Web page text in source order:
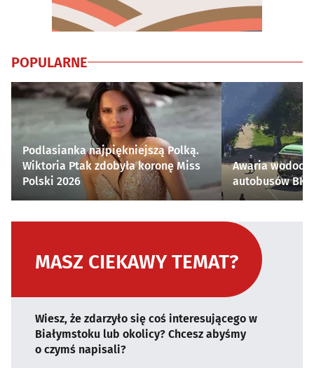
POPULARNE
Podlasianka najpiękniejszą Polką.
Wiktoria Ptak zdobyła koronę Miss
Polski 2026
Awaria
autobusów
MASZ CIEKAWY TEMAT?
Wiesz, że zdarzyło się coś interesującego w
Białymstoku lub okolicy? Chcesz abyśmy
o czymś napisali?